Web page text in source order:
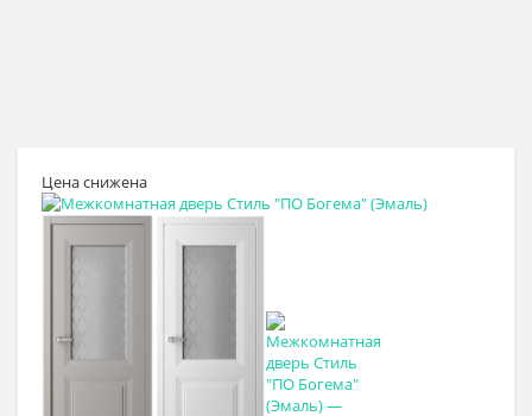
Цена снижена